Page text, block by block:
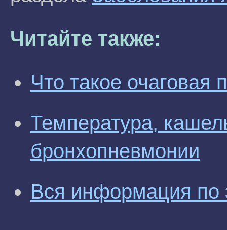
Читайте также:
Что такое очаговая
Температура,
бронхопневмонии
Вся информация по